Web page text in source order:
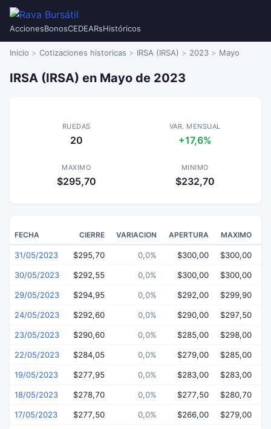
AccionesBonosCEDEARsHistóricos
Inicio Cotizaciones historicas IRSA (IRSA) 2023 Mayo
IRSA (IRSA) en Mayo de 2023
RUEDAS
20
VAR. MENSUAL
+17,6%
MAXIMO
$295,70
MINIMO
$232,70
FECHA CIERRE VARIACION APERTURA MAXIMO
31/05/2023 $295,70 0,0% $300,00 $300,00
30/05/2023 $292,55 0,0% $300,00 $300,00
29/05/2023 $294,95 0,0% $292,00 $299,90
24/05/2023 $292,60 0,0% $290,00 $297,50
23/05/2023 $290,60 0,0% $285,00 $298,00
22/05/2023 $284,05 0,0% $279,00 $285,00
19/05/2023 $277,95 0,0% $283,00 $283,00
18/05/2023 $278,70 0,0% $277,50 $280,70
17/05/2023 $277,50 0,0% $266,00 $279,00